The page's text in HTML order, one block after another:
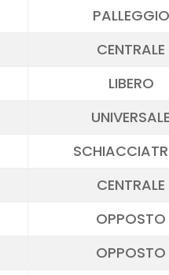
PALLEGGIO
CENTRALE
LIBERO
UNIVERSALE
CENTRALE
OPPOSTO
OPPOSTO